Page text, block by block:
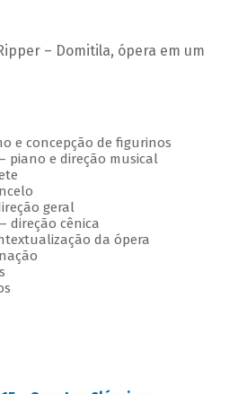
– Domitila, ópera em um
e concepção de figurinos
piano e direção musical
geral
direção cênica
da ópera